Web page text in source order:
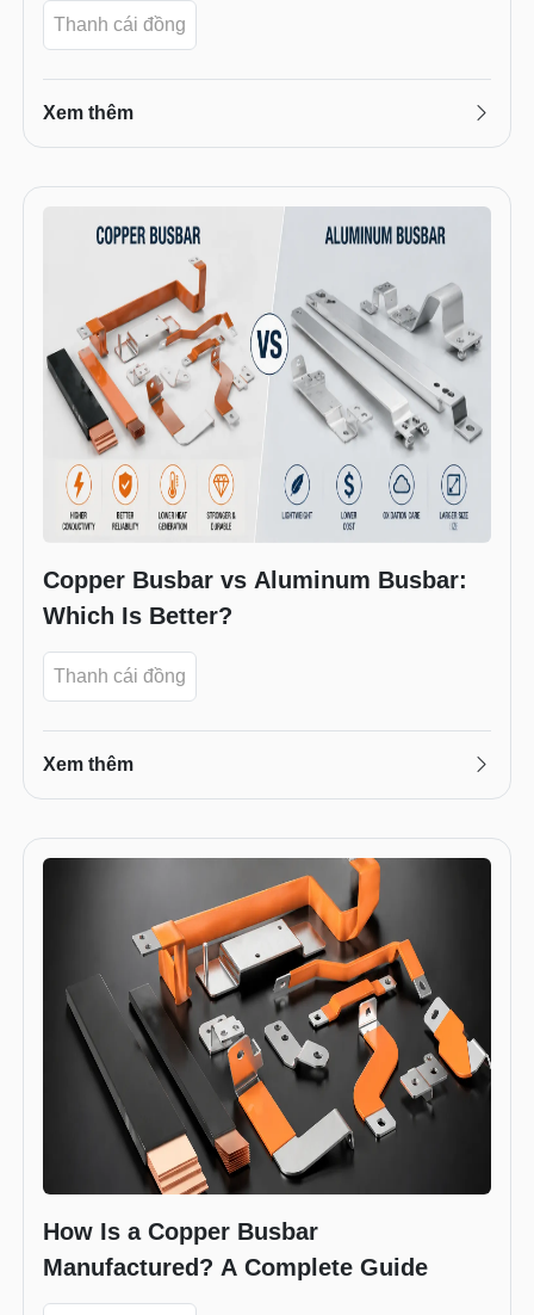
Thanh cái đồng
Xem thêm
Copper Busbar vs Aluminum Busbar:
Which Is Better?
Thanh cái đồng
Xem thêm
How Is a Copper Busbar
Manufactured? A Complete Guide